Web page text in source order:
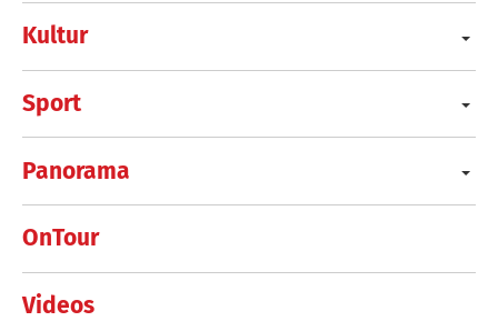
Kultur
Sport
Panorama
OnTour
Videos